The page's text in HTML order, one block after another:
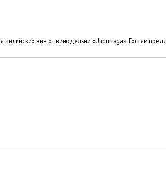
вин от винодельни «Undurraga». Гостям